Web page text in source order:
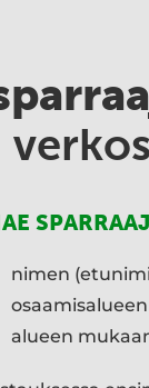
nimen
alueen